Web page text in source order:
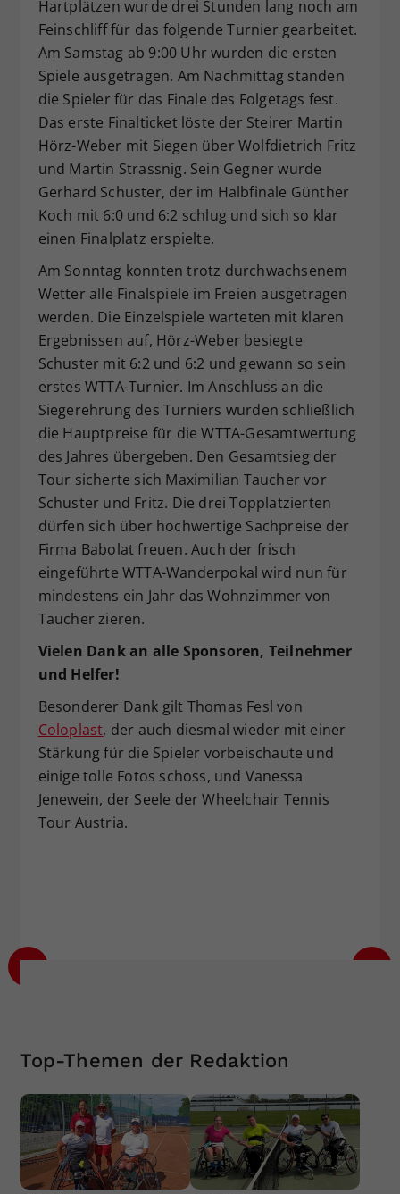
Hartplätzen wurde drei Stunden lang noch am
Feinschliff für das folgende Turnier gearbeitet.
Am Samstag ab 9:00 Uhr wurden die ersten
Spiele ausgetragen. Am Nachmittag standen
die Spieler für das Finale des Folgetags fest.
Das erste Finalticket löste der Steirer Martin
Hörz-Weber mit Siegen über Wolfdietrich Fritz
und Martin Strassnig. Sein Gegner wurde
Gerhard Schuster, der im Halbfinale Günther
Koch mit 6:0 und 6:2 schlug und sich so klar
einen Finalplatz erspielte.
Am Sonntag konnten trotz durchwachsenem
Wetter alle Finalspiele im Freien ausgetragen
werden. Die Einzelspiele warteten mit klaren
Ergebnissen auf, Hörz-Weber besiegte
Schuster mit 6:2 und 6:2 und gewann so sein
erstes WTTA-Turnier. Im Anschluss an die
Siegerehrung des Turniers wurden schließlich
die Hauptpreise für die WTTA-Gesamtwertung
des Jahres übergeben. Den Gesamtsieg der
Tour sicherte sich Maximilian Taucher vor
Schuster und Fritz. Die drei Topplatzierten
dürfen sich über hochwertige Sachpreise der
Firma Babolat freuen. Auch der frisch
eingeführte WTTA-Wanderpokal wird nun für
mindestens ein Jahr das Wohnzimmer von
Taucher zieren.
Vielen Dank an alle Sponsoren, Teilnehmer
und Helfer!
Besonderer Dank gilt Thomas Fesl von
Coloplast, der auch diesmal wieder mit einer
Stärkung für die Spieler vorbeischaute und
einige tolle Fotos schoss, und Vanessa
Jenewein, der Seele der Wheelchair Tennis
Tour Austria.
Top-Themen der Redaktion
Zweck
Dieser Wert speichert Ihre Consent-
Einstellungen. Unter anderem eine
zufällig generierte ID, für die
historische Speicherung Ihrer
vorgenommen Einstellungen, falls der
Webseiten-Betreiber dies eingestellt
hat.